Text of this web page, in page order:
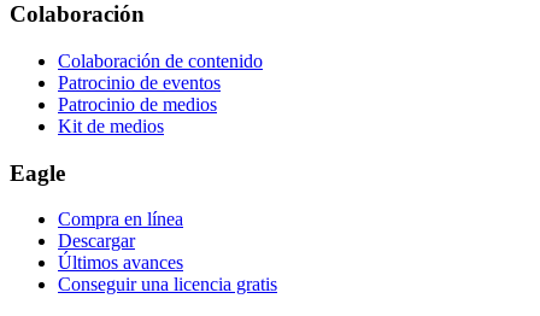
Colaboración
Colaboración de contenido
Patrocinio de eventos
Patrocinio de medios
Kit de medios
Eagle
Compra en línea
Descargar
Últimos avances
Conseguir una licencia gratis